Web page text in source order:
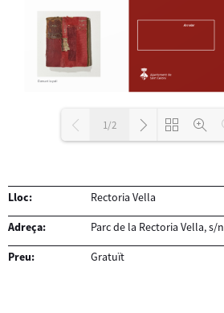
1/2
Lloc: Rectoria Vella
Adreça: Parc de la Rectoria Vella, s/n
Preu: Gratuït